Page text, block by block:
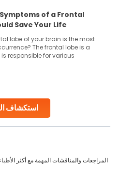
استكشاف
of a Frontal
Save Your Life
lobe of your brain is the most
The frontal lobe is a
responsible for various
المراجعات والمناقشات المهمة مع أكثر